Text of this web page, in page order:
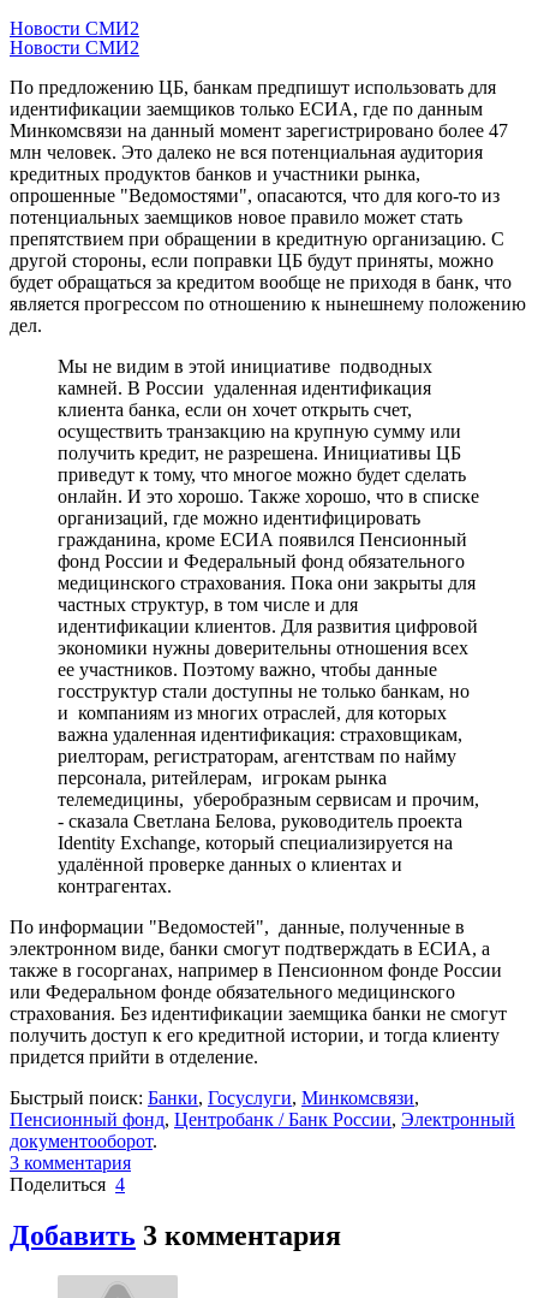
Новости СМИ2
Новости СМИ2
По предложению ЦБ, банкам предпишут использовать для
идентификации заемщиков только ЕСИА, где по данным
Минкомсвязи на данный момент зарегистрировано более 47
млн человек. Это далеко не вся потенциальная аудитория
кредитных продуктов банков и участники рынка,
опрошенные "Ведомостями", опасаются, что для кого-то из
потенциальных заемщиков новое правило может стать
препятствием при обращении в кредитную организацию. С
другой стороны, если поправки ЦБ будут приняты, можно
будет обращаться за кредитом вообще не приходя в банк, что
является прогрессом по отношению к нынешнему положению
дел.
Мы не видим в этой инициативе подводных
камней. В России удаленная идентификация
клиента банка, если он хочет открыть счет,
осуществить транзакцию на крупную сумму или
получить кредит, не разрешена. Инициативы ЦБ
приведут к тому, что многое можно будет сделать
онлайн. И это хорошо. Также хорошо, что в списке
организаций, где можно идентифицировать
гражданина, кроме ЕСИА появился Пенсионный
фонд России и Федеральный фонд обязательного
медицинского страхования. Пока они закрыты для
частных структур, в том числе и для
идентификации клиентов. Для развития цифровой
экономики нужны доверительны отношения всех
ее участников. Поэтому важно, чтобы данные
госструктур стали доступны не только банкам, но
и компаниям из многих отраслей, для которых
важна удаленная идентификация: страховщикам,
риелторам, регистраторам, агентствам по найму
персонала, ритейлерам, игрокам рынка
телемедицины, уберобразным сервисам и прочим,
- сказала Светлана Белова, руководитель проекта
Identity Exchange, который специализируется на
удалённой проверке данных о клиентах и
контрагентах.
По информации "Ведомостей", данные, полученные в
электронном виде, банки смогут подтверждать в ЕСИА, а
также в госорганах, например в Пенсионном фонде России
или Федеральном фонде обязательного медицинского
страхования. Без идентификации заемщика банки не смогут
получить доступ к его кредитной истории, и тогда клиенту
придется прийти в отделение.
Быстрый поиск: Банки, Госуслуги, Минкомсвязи,
Пенсионный фонд, Центробанк / Банк России, Электронный
документооборот.
3 комментария
Поделиться 4
Добавить 3 комментария